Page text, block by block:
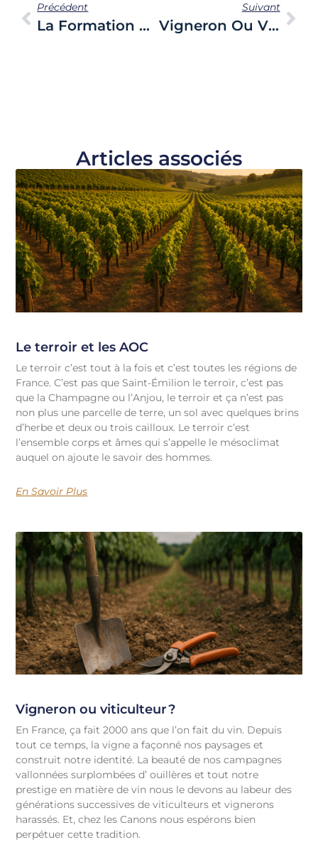
Précédent
La Formation Du Terroir Géologique De L’Anjou – Partie 1
Suivant
Vigneron Ou Viticulteur ?
Articles associés
Le terroir et les AOC
Le terroir c’est tout à la fois et c’est toutes les régions de
France. C’est pas que Saint-Émilion le terroir, c’est pas
que la Champagne ou l’Anjou, le terroir et ça n’est pas
non plus une parcelle de terre, un sol avec quelques brins
d’herbe et deux ou trois cailloux. Le terroir c’est
l’ensemble corps et âmes qui s’appelle le mésoclimat
auquel on ajoute le savoir des hommes.
En Savoir Plus
Vigneron ou viticulteur ?
En France, ça fait 2000 ans que l’on fait du vin. Depuis
tout ce temps, la vigne a façonné nos paysages et
construit notre identité. La beauté de nos campagnes
vallonnées surplombées d’ ouillères et tout notre
prestige en matière de vin nous le devons au labeur des
générations successives de viticulteurs et vignerons
harassés. Et, chez les Canons nous espérons bien
perpétuer cette tradition.